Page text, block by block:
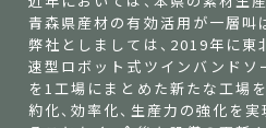
青森県産材の有効活用が一層叫
弊社としましては、2019年に
速型ロボット式ツインバンドソ
を1工場にまとめた新たな工場
約化、効率化、生産力の強化を